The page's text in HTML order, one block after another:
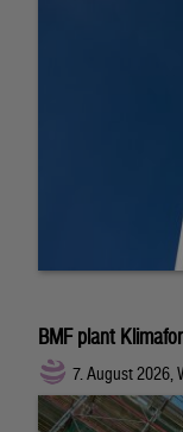
BMF plant
7. August 2026,